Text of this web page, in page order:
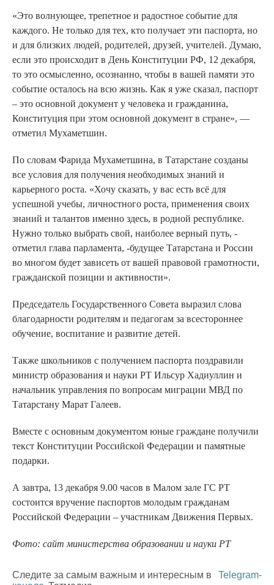
«Это волнующее, трепетное и радостное событие для
каждого. Не только для тех, кто получает эти паспорта, но
и для близких людей, родителей, друзей, учителей. Думаю,
если это происходит в День Конституции РФ, 12 декабря,
то это осмысленно, осознанно, чтобы в вашей памяти это
событие осталось на всю жизнь. Как я уже сказал, паспорт
– это основной документ у человека и гражданина,
Конституция при этом основной документ в стране», —
отметил Мухаметшин.
По словам Фарида Мухаметшина, в Татарстане созданы
все условия для получения необходимых знаний и
карьерного роста. «Хочу сказать, у вас есть всё для
успешной учебы, личностного роста, применения своих
знаний и талантов именно здесь, в родной республике.
Нужно только выбрать свой, наиболее верный путь, -
отметил глава парламента, -будущее Татарстана и России
во многом будет зависеть от вашей правовой грамотности,
гражданской позиции и активности».
Председатель Государственного Совета выразил слова
благодарности родителям и педагогам за всестороннее
обучение, воспитание и развитие детей.
Также школьников с получением паспорта поздравили
министр образования и науки РТ Ильсур Хадиуллин и
начальник управления по вопросам миграции МВД по
Татарстану Марат Галеев.
Вместе с основным документом юные граждане получили
текст Конституции Российской Федерации и памятные
подарки.
А завтра, 13 декабря 9.00 часов в Малом зале ГС РТ
состоится вручение паспортов молодым гражданам
Российской Федерации – участникам Движения Первых.
Фото: сайт министерства образовании и науки РТ
Следите за самым важным и интересным в
Telegram-